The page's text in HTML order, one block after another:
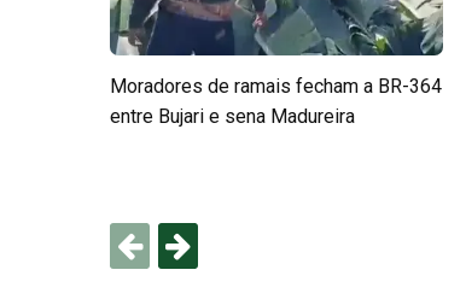
Moradores de ramais fecham a BR-364
entre Bujari e sena Madureira